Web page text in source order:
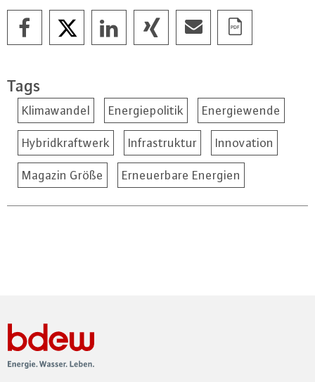
Tags
Klimawandel Energiepolitik Energiewende
Hybridkraftwerk Infrastruktur Innovation
Magazin Größe Erneuerbare Energien